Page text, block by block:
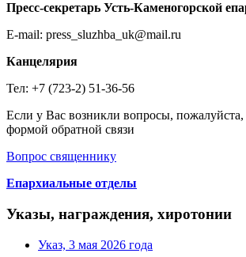
Пресс-секретарь Усть-Каменогорской
E-mail: press_sluzhba_uk@mail.ru
Канцелярия
Тел: +7 (723-2) 51-36-56
Если у Вас возникли вопросы, пожалуйста,
формой обратной связи
Вопрос священнику
Епархиальные отделы
Указы, награждения, хиротонии
Указ, 3 мая 2026 года